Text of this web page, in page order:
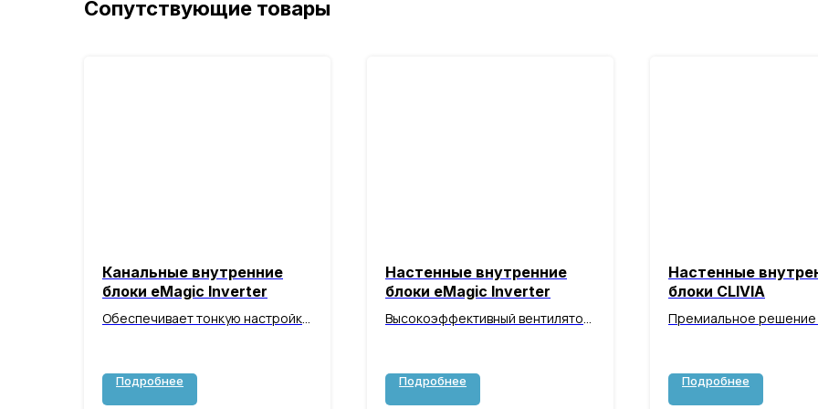
Сопутствующие товары
Канальные внутренние
блоки eMagic Inverter
Обеспечивает тонкую настройку
Подробнее
Настенные внутренние
блоки eMagic Inverter
Высокоэффективный вентилятор
тонкую настройку скоростей для
Подробнее
Настенные
блоки CLIVIA
Премиальное решение
Подробнее